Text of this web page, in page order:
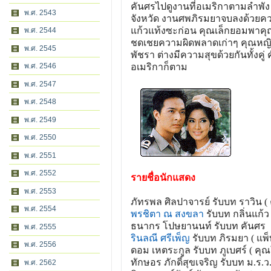
พ.ศ. 2543
พ.ศ. 2544
พ.ศ. 2545
พ.ศ. 2546
พ.ศ. 2547
พ.ศ. 2548
พ.ศ. 2549
พ.ศ. 2550
พ.ศ. 2551
พ.ศ. 2552
พ.ศ. 2553
พ.ศ. 2554
พ.ศ. 2555
พ.ศ. 2556
พ.ศ. 2562
คันศรไปดูงานที่อเมริกาตามลำพั
จังหวัด งานศพภิรมยาจบลงด้วย
แก้วแท้งซะก่อน คุณเล็กยอมพาคุ
ชดเชยความผิดพลาดเก่าๆ คุณ
พัชรา ต่างมีความสุขด้วยกันทั้งคู่
อเมริกาก็ตาม
รายชื่อนักแสดง
ภัทรพล ศิลปาจารย์ รับบท ราวิน
พรชิตา ณ สงขลา รับบท กลิ่นแก้ว
ธนากร โปษยานนท์ รับบท คันศร
รินลณี ศรีเพ็ญ รับบท ภิรมยา ( แพ็
ดอม เหตระกูล รับบท ภูเบศร์ ( คุ
ทักษอร ภักดิ์สุขเจริญ รับบท ม.ร.ว